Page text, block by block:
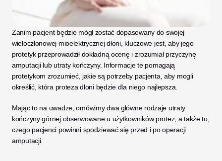
Zanim pacjent będzie mógł zostać dopasowany do swojej
wieloczłonowej mioelektrycznej dłoni, kluczowe jest, aby jego
protetyk przeprowadził dokładną ocenę i zrozumiał przyczynę
amputacji lub utraty kończyny. Informacje te pomagają
protetykom zrozumieć, jakie są potrzeby pacjenta, aby mogli
określić, która proteza dłoni będzie dla niego najlepsza.
Mając to na uwadze, omówimy dwa główne rodzaje utraty
kończyny górnej obserwowane u użytkowników protez, a także to,
czego pacjenci powinni spodziewać się przed i po operacji
amputacji.